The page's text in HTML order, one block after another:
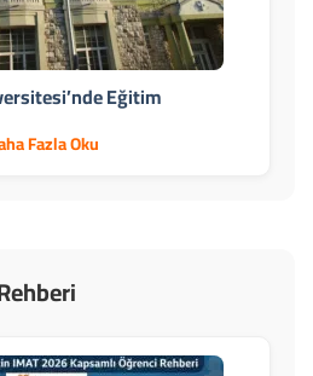
Eğitim
Fazla Oku